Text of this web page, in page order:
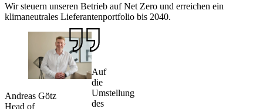
Wir steuern unseren Betrieb auf Net Zero und erreichen ein
klimaneutrales Lieferantenportfolio bis 2040.
Andreas Götz
Head of
Auf
die
Umstellung
des